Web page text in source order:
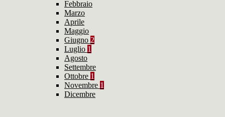
Febbraio
Marzo
Aprile
Maggio
Giugno 2
Luglio 1
Agosto
Settembre
Ottobre 1
Novembre 1
Dicembre